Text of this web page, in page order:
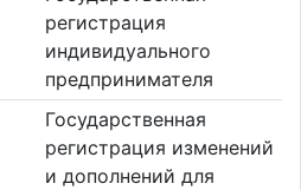
регистрация
индивидуального
предпринимателя
Государственная
регистрация изменений
и дополнений для